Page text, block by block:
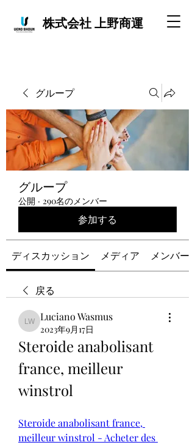
株式会社 上野商運
グループ
グループ
公開 · 290名のメンバー
参加する
ディスカッション メディア メンバー
戻る
Luciano Wasmus
Luciano Wasmus
2023年9月17日
Steroide anabolisant
france, meilleur
winstrol
Steroide anabolisant france,
meilleur winstrol - Acheter des